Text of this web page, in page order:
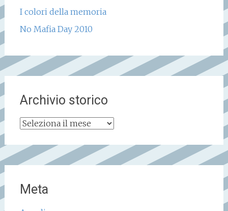
I colori della memoria
No Mafia Day 2010
Archivio storico
Archivio
Meta